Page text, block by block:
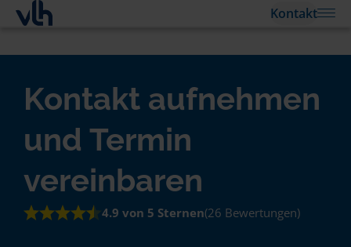
Kontakt
Kontakt aufnehmen
und Termin
vereinbaren
4.9 von 5 Sternen(26 Bewertungen)